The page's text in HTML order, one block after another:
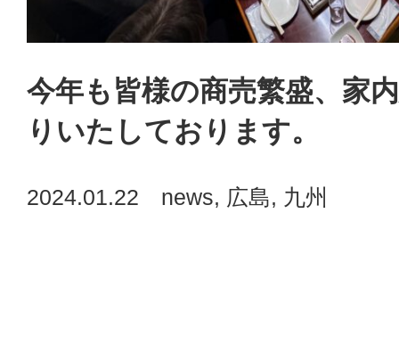
今年も皆様の商売繁盛、家
りいたしております。
2024.01.22 news, 広島, 九州